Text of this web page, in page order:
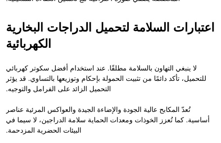
اعتبارات السلامة لتحميل الدراجات البخارية
الكهربائية
لا ينبغي التهاون بالسلامة مطلقًا. عند استخدام أفضل سكوتر كهربائي
للتحميل، تأكد دائمًا من تثبيت الحمولة بإحكام وتوزيعها بالتساوي. قد يؤثر
التحميل الزائد على الفرامل والتوجيه.
تُعدّ المكابح عالية الجودة والإضاءة الجيدة والعواكس المرئية عناصر
أساسية. كما تُعزز الخوذات ومعدات الحماية سلامة الدراجين، لا سيما في
البيئات الحضرية المزدحمة.